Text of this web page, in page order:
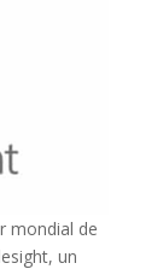
mondial de
un